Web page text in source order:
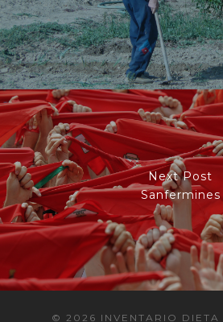
Next Post
Sanfermines
© 2026 INVENTARIO DIETA